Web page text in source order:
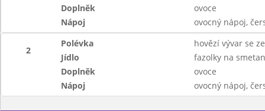
Doplněk
ovoce
Nápoj
ovocný nápoj,
2
Polévka
hovězí vývar se
Jídlo
fazolky na
Doplněk
ovoce
Nápoj
ovocný nápoj,